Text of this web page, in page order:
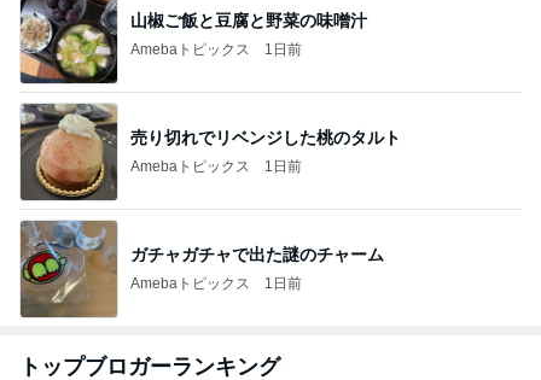
山椒ご飯と豆腐と野菜の味噌汁
Amebaトピックス 1日前
売り切れでリベンジした桃のタルト
Amebaトピックス 1日前
ガチャガチャで出た謎のチャーム
Amebaトピックス 1日前
トップブロガーランキング